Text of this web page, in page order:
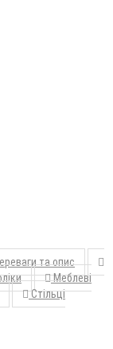
та опис
Меблеві
Стільці